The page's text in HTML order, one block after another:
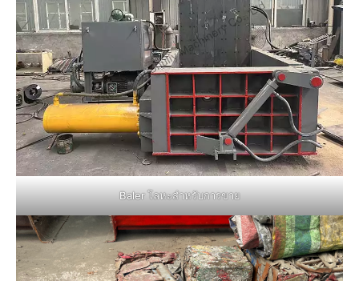
Baler โลหะสำหรับการขาย